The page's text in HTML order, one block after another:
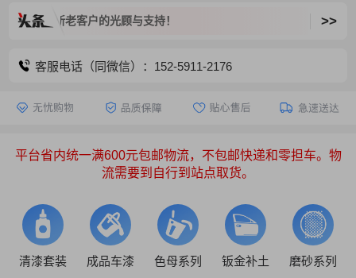
迎新老客户的光顾与支持！ >>
客服电话（同微信）：152-5911-2176
平台省内统一满600元包邮物流，不包邮快递和零担车。物
流需要到自行到站点取货。
清漆套装 成品车漆 色母系列 钣金补土 磨砂系列